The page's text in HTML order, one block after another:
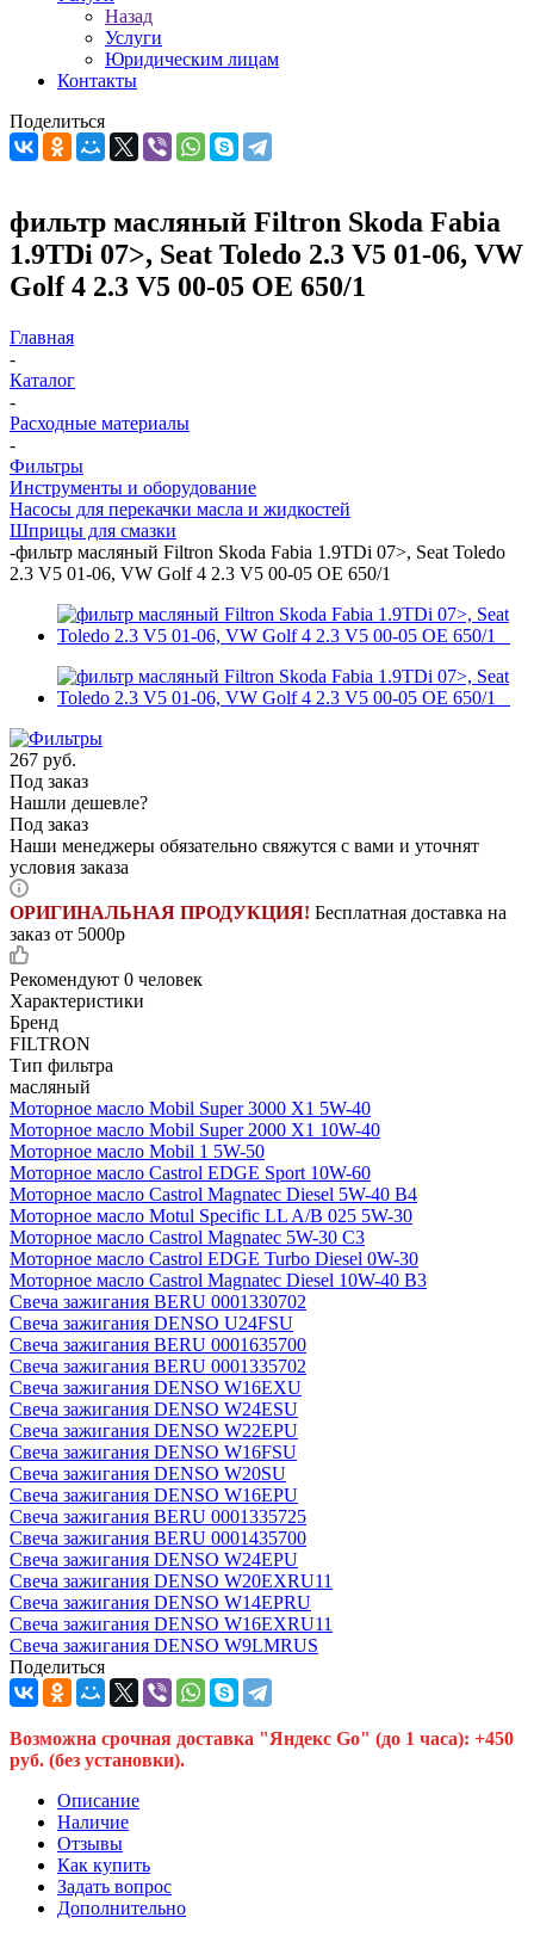
Назад
Услуги
Юридическим лицам
Контакты
Поделиться
фильтр масляный Filtron Skoda Fabia
1.9TDi 07>, Seat Toledo 2.3 V5 01-06, VW
Golf 4 2.3 V5 00-05 OE 650/1
Главная
-
Каталог
-
Расходные материалы
-
Фильтры
Инструменты и оборудование
Насосы для перекачки масла и жидкостей
Шприцы для смазки
-фильтр масляный Filtron Skoda Fabia 1.9TDi 07>, Seat Toledo
2.3 V5 01-06, VW Golf 4 2.3 V5 00-05 OE 650/1
267 руб.
Под заказ
Нашли дешевле?
Под заказ
Наши менеджеры обязательно свяжутся с вами и уточнят
условия заказа
ОРИГИНАЛЬНАЯ ПРОДУКЦИЯ! Бесплатная доставка на
заказ от 5000р
Рекомендуют 0 человек
Характеристики
Бренд
FILTRON
Тип фильтра
масляный
Моторное масло Mobil Super 3000 X1 5W-40
Моторное масло Mobil Super 2000 X1 10W-40
Моторное масло Mobil 1 5W-50
Моторное масло Castrol EDGE Sport 10W-60
Моторное масло Castrol Magnatec Diesel 5W-40 В4
Моторное масло Motul Specific LL A/B 025 5W-30
Моторное масло Castrol Magnatec 5W-30 C3
Моторное масло Castrol EDGE Turbo Diesel 0W-30
Моторное масло Castrol Magnatec Diesel 10W-40 B3
Свеча зажигания BERU 0001330702
Свеча зажигания DENSO U24FSU
Свеча зажигания BERU 0001635700
Свеча зажигания BERU 0001335702
Свеча зажигания DENSO W16EXU
Свеча зажигания DENSO W24ESU
Свеча зажигания DENSO W22EPU
Свеча зажигания DENSO W16FSU
Свеча зажигания DENSO W20SU
Свеча зажигания DENSO W16EPU
Свеча зажигания BERU 0001335725
Свеча зажигания BERU 0001435700
Свеча зажигания DENSO W24EPU
Свеча зажигания DENSO W20EXRU11
Свеча зажигания DENSO W14EPRU
Свеча зажигания DENSO W16EXRU11
Свеча зажигания DENSO W9LMRUS
Поделиться
Возможна срочная доставка "Яндекс Go" (до 1 часа): +450
руб. (без установки).
Описание
Наличие
Отзывы
Как купить
Задать вопрос
Дополнительно